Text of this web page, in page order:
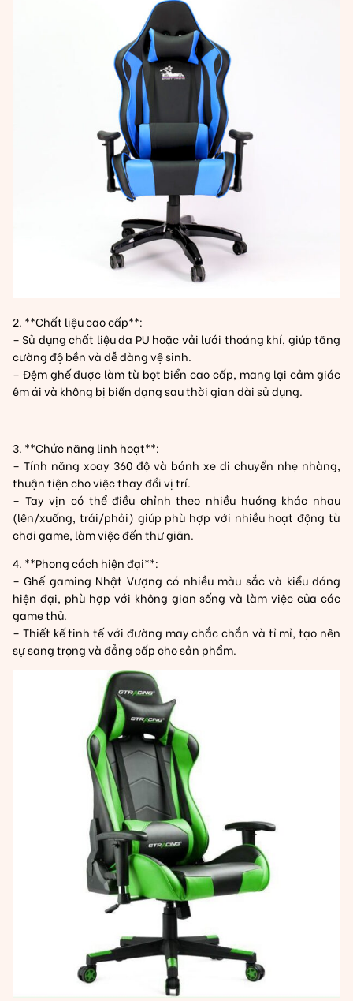
2. **Chất liệu cao cấp**:
– Sử dụng chất liệu da PU hoặc vải lưới thoáng khí, giúp tăng
cường độ bền và dễ dàng vệ sinh.
– Đệm ghế được làm từ bọt biển cao cấp, mang lại cảm giác
êm ái và không bị biến dạng sau thời gian dài sử dụng.
3. **Chức năng linh hoạt**:
– Tính năng xoay 360 độ và bánh xe di chuyển nhẹ nhàng,
thuận tiện cho việc thay đổi vị trí.
– Tay vịn có thể điều chỉnh theo nhiều hướng khác nhau
(lên/xuống, trái/phải) giúp phù hợp với nhiều hoạt động từ
chơi game, làm việc đến thư giãn.
4. **Phong cách hiện đại**:
– Ghế gaming Nhật Vượng có nhiều màu sắc và kiểu dáng
hiện đại, phù hợp với không gian sống và làm việc của các
game thủ.
– Thiết kế tinh tế với đường may chắc chắn và tỉ mỉ, tạo nên
sự sang trọng và đẳng cấp cho sản phẩm.